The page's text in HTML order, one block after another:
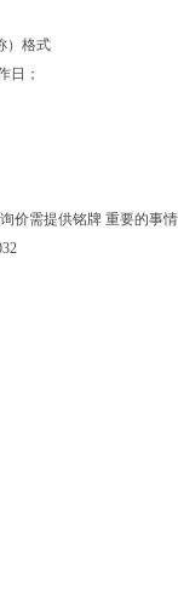
）格式
日；
价需提供铭牌 重要的事